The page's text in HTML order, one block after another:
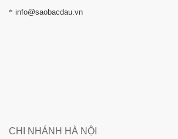
* info@saobacdau.vn
CHI NHÁNH HÀ NỘI